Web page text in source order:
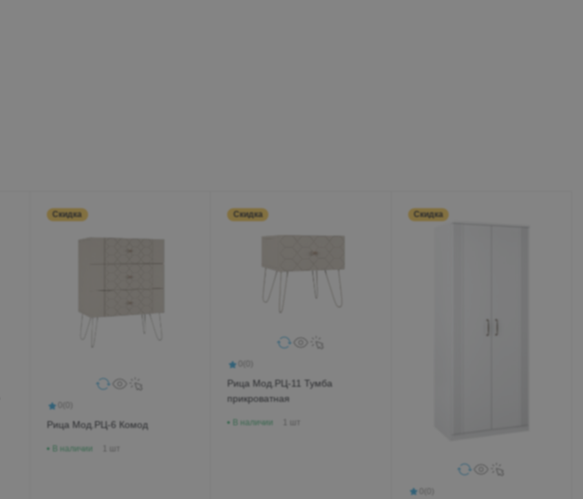
Скидка
Рица Мод.РЦ-6 Комод
В наличии
Скидка
Рица Мод.РЦ-11 Тумба
прикроватная
В наличии
Скидка